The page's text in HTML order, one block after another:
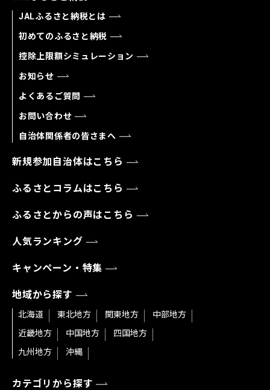
JALふるさと納税とは
初めてのふるさと納税
控除上限額シミュレーション
お知らせ
よくあるご質問
お問い合わせ
自治体関係者の皆さまへ
新規参加自治体はこちら
ふるさとコラムはこちら
ふるさとからの声はこちら
人気ランキング
キャンペーン・特集
地域から探す
北海道 東北地方 関東地方
中部地方
近畿地方
中国地方
四国地方
九州地方
沖縄
カテゴリから探す